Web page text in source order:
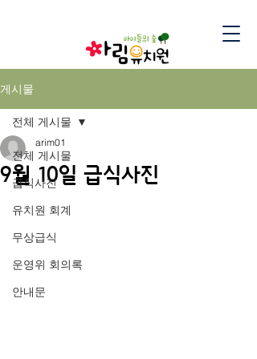
게시물
전체 게시물
급식사진
유치원 회계
무상급식
운영위 회의록
안내문
전체 게시물
9월 10일 급식사진
arim01